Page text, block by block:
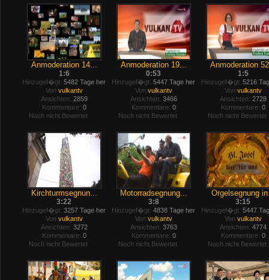
Anmoderation 14...
1:6
Hinzugef�gt: 5482 Tage her
Von vulkantv
Ansichten: 2859
Kommentare: 0
Noch nicht Bewertet
Anmoderation 19...
0:53
Hinzugef�gt: 5447 Tage her
Von vulkantv
Ansichten: 3466
Kommentare: 0
Noch nicht Bewertet
Anmoderation
1:5
Hinzugef�gt: 5216
Von vulkantv
Ansichten: 2728
Kommentare: 0
Noch nicht Bewertet
Kirchturmsegnun...
3:22
Hinzugef�gt: 3257 Tage her
Von vulkantv
Ansichten: 3272
Kommentare: 0
Noch nicht Bewertet
Motorradsegnung...
3:8
Hinzugef�gt: 4838 Tage her
Von vulkantv
Ansichten: 3763
Kommentare: 0
Noch nicht Bewertet
Orgelsegnung
3:15
Hinzugef�gt: 5447
Von vulkantv
Ansichten: 4774
Kommentare: 0
Noch nicht Bewertet